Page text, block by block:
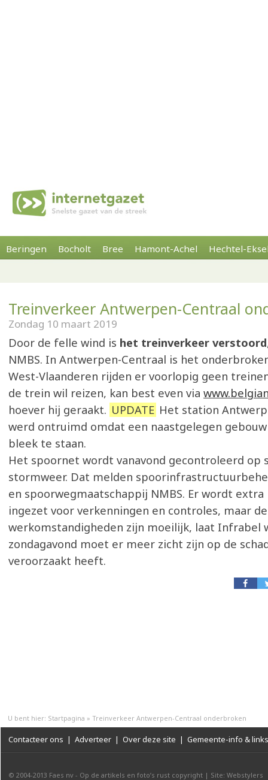
Beringen Bocholt Bree Hamont-Achel Hechtel-
Treinverkeer Antwerpen-Centraal
Zondag 10 maart 2019
Door de felle wind is het treinverkeer verstoord
NMBS. In Antwerpen-Centraal is het
West-Vlaanderen rijden er voorlopig geen
de trein wil reizen, kan best even via
hoever hij geraakt. UPDATE Het station
werd ontruimd omdat een naastgelegen
bleek te staan.
Het spoornet wordt vanavond gecontroleerd op
stormweer. Dat melden
en spoorwegmaatschappij NMBS. Er wordt
ingezet voor verkenningen en controles, maar de
werkomstandigheden zijn moeilijk, laat Infrabel
zondagavond moet er meer zicht zijn op de
veroorzaakt heeft.
U bent hier: Startpagina » Treinverkeer Antwerpen-Centraal onderbroken
Contacteer ons | Adverteer | Over deze site | Gemeente-info & links
© 2004-2013 Faes nv - Op de artikels en foto’s rust copyright | Site: Webstylers